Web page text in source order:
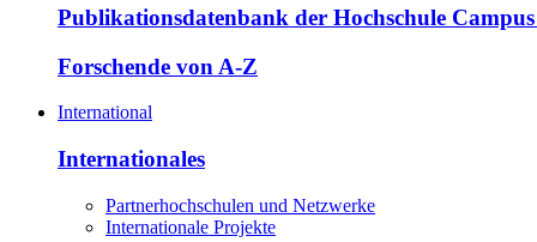
Publikationsdatenbank der Hochschule
Forschende von A-Z
International
Internationales
Partnerhochschulen und Netzwerke
Internationale Projekte